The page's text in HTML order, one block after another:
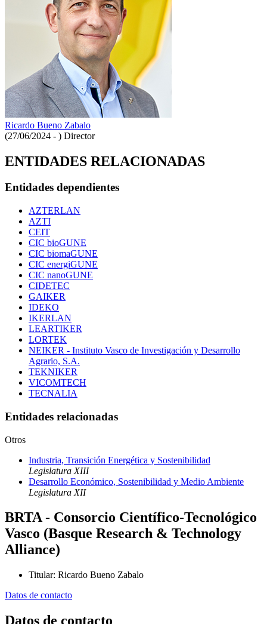
Ricardo Bueno Zabalo
(27/06/2024 - ) Director
ENTIDADES RELACIONADAS
Entidades dependientes
AZTERLAN
AZTI
CEIT
CIC bioGUNE
CIC biomaGUNE
CIC energiGUNE
CIC nanoGUNE
CIDETEC
GAIKER
IDEKO
IKERLAN
LEARTIKER
LORTEK
NEIKER - Instituto Vasco de Investigación y Desarrollo
Agrario, S.A.
TEKNIKER
VICOMTECH
TECNALIA
Entidades relacionadas
Otros
Industria, Transición Energética y Sostenibilidad
Legislatura XIII
Desarrollo Económico, Sostenibilidad y Medio Ambiente
Legislatura XII
BRTA - Consorcio Científico-Tecnológico
Vasco (Basque Research & Technology
Alliance)
Titular: Ricardo Bueno Zabalo
Datos de contacto
Datos de contacto